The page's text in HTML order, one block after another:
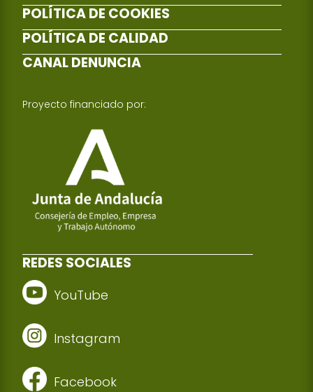
POLÍTICA DE COOKIES
POLÍTICA DE CALIDAD
CANAL DENUNCIA
Proyecto financiado por:
REDES SOCIALES
YouTube
Instagram
Facebook